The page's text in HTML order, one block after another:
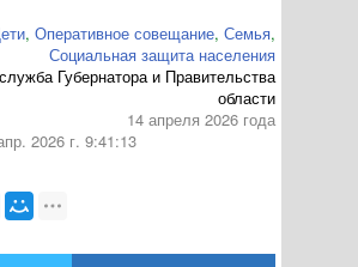
, Оперативное совещание, Семья,
Социальная защита населения
Губернатора и Правительства
области
14 апреля 2026 года
2026 г. 9:41:13